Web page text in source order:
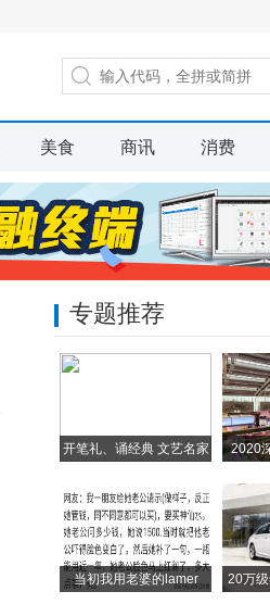
美食 商讯 消费
专题推荐
开笔礼、诵经典 文艺名家 2020
当初我用老婆的lamer 20万